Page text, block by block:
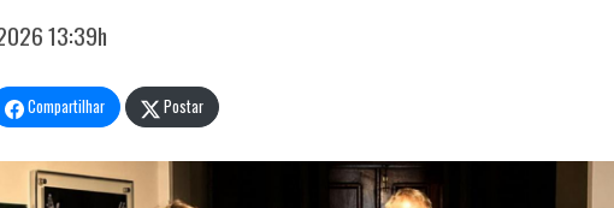
13:39h
Compartilhar Postar